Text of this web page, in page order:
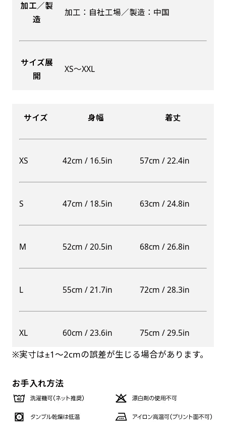
加工／製
造
加工：自社工場／製造：中国
サイズ展
開
XS〜XXL
サイズ 身幅 着丈
XS 42cm / 16.5in 57cm / 22.4in
S 47cm / 18.5in 63cm / 24.8in
M 52cm / 20.5in 68cm / 26.8in
L 55cm / 21.7in 72cm / 28.3in
XL 60cm / 23.6in 75cm / 29.5in
※実寸は±1〜2cmの誤差が生じる場合があります。
お手入れ方法
種のデザインを楽しむことができます。前からも
A面B面のデザイン変化を楽しんでお客様にアピ
自由入力(60x180以内)
お好みのサイズで縦幕・横幕の作成が可能です。
あんな場所こんな場所お好みのサイズでお好みの
幕の製作をお楽しみください
長辺が180cm以内、短辺が60cm以内であれば自
幕の製作をお楽しみください
レギュラーのれん
けて疑似的にのれんのような幕をつくります。お
レギュラーのれんスリムは横幕の上部にチチを5
か所つけて疑似的にのれんのような幕をつくりま
る場所でのぼり旗を使用する際に推奨されてい
ます。防炎加工によってのぼり旗が炎に触れても
燃えにくくなります。（燃えるというより溶け
るに近くなるイメージ）一般的な方法は、旗の
素材に特殊な化学薬品を使用して延焼を抑えま